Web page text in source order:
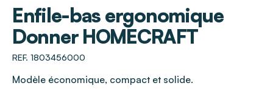
Enfile-bas ergonomique
Donner HOMECRAFT
REF. 1803456000
Modèle économique, compact et solide.